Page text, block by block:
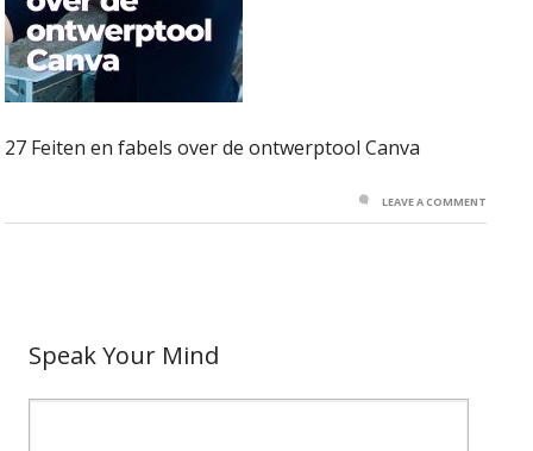
27 Feiten en fabels over de ontwerptool Canva
LEAVE A COMMENT
Speak Your Mind